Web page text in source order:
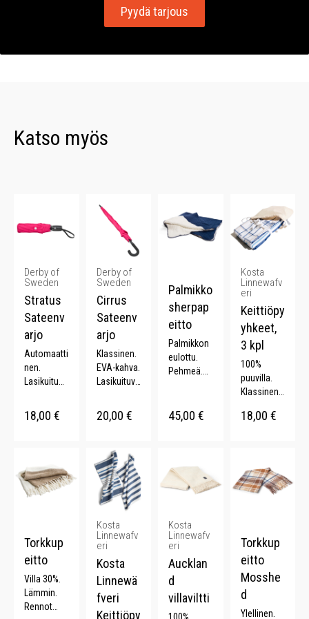
Pyydä tarjous
Katso myös
Derby of
Sweden
Stratus
Sateenv
arjo
Automaatti
nen.
Lasikuitua.
muovikahv
a. Pituus
18,00 €
Derby of
Sweden
Cirrus
Sateenv
arjo
Klassinen.
EVA-kahva.
Lasikuituva
Metallikehi
kko.
20,00 €
Palmikko
sherpap
eitto
Palmikkon
eulottu.
Pehmeä.
Kaksipuoli
nen.
45,00 €
Kosta
Linnewafv
eri
Keittiöpy
yhkeet,
3 kpl
100%
puuvilla.
Klassinen
Lahjapuss
18,00 €
Torkkup
eitto
Villa 30%.
Lämmin.
Rennot
Kosta
Linnewafv
eri
Kosta
Linnewä
fveri
Keittiöpy
Kosta
Linnewafv
eri
Aucklan
d
villaviltti
Torkkup
eitto
Mosshe
d
Ylellinen.